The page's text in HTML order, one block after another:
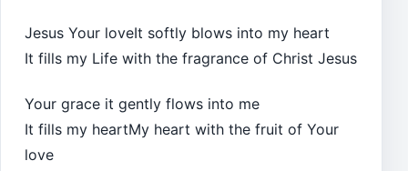
Jesus Your loveIt softly blows into my heart
It fills my Life with the fragrance of Christ Jesus
Your grace it gently flows into me
It fills my heartMy heart with the fruit of Your
love